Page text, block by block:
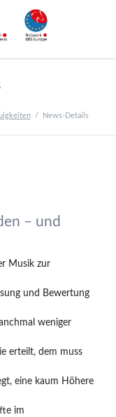
News-Details
– und
Musik zur
und Bewertung
weniger
erteilt, dem muss
eine kaum Höhere
im